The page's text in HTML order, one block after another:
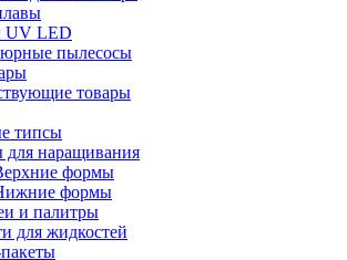
UV LED
пылесосы
товары
типсы
наращивания
формы
формы
и палитры
для жидкостей